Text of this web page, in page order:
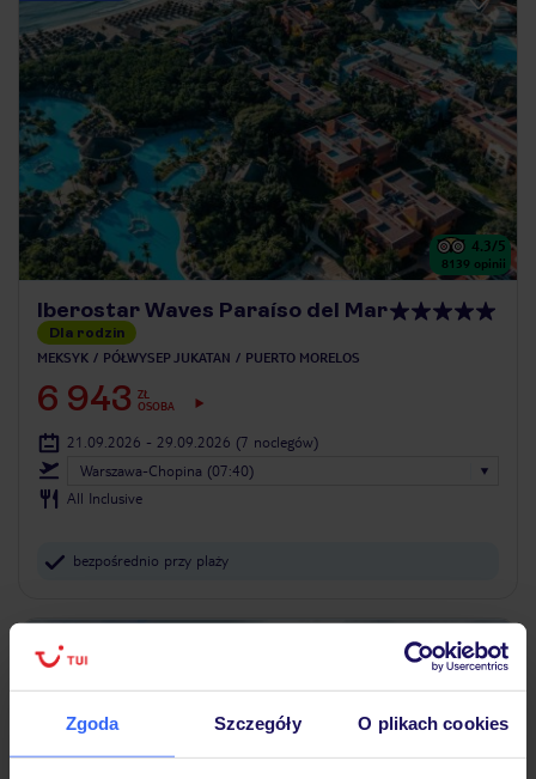
Zgoda Szczegóły O plikach cookies
4.3/5
8139 opinii
Iberostar Waves Paraíso del Mar
Dla rodzin
MEKSYK PÓŁWYSEP JUKATAN PUERTO MORELOS
6 943 ZŁ
OSOBA
21.09.2026 - 29.09.2026 (7 noclegów)
Warszawa-Chopina (07:40)
All Inclusive
bezpośrednio przy plaży
ZALICZKA 25%